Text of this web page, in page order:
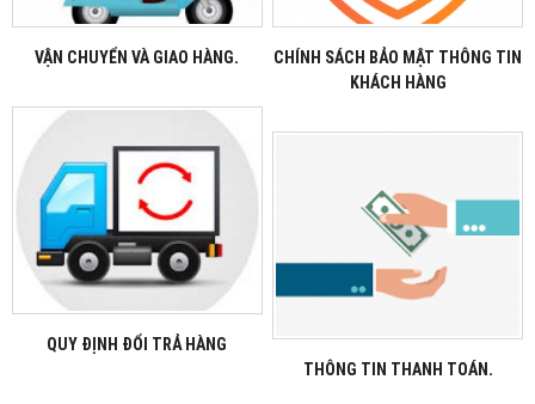
VẬN CHUYỂN VÀ GIAO HÀNG.
CHÍNH SÁCH BẢO MẬT THÔNG TIN
KHÁCH HÀNG
QUY ĐỊNH ĐỔI TRẢ HÀNG
THÔNG TIN THANH TOÁN.